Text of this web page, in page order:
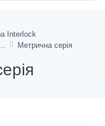
Interlock
Метрична серія